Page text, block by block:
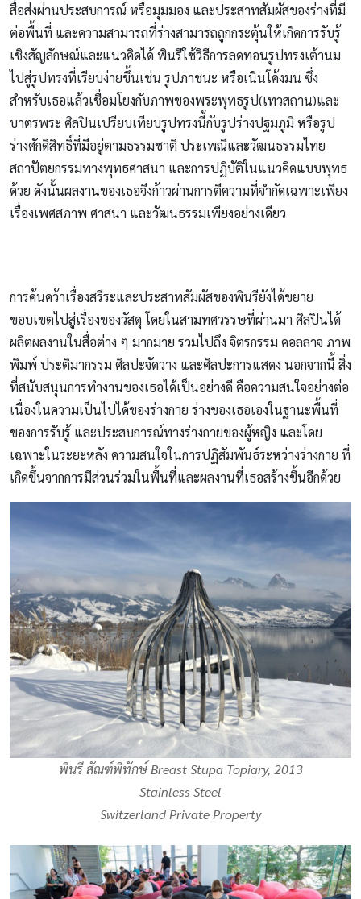
สื่อส่งผ่านประสบการณ์ หรือมุมมอง และประสาทสัมผัสของร่างที่มี
ต่อพื้นที่ และความสามารถที่ร่างสามารถถูกกระตุ้นให้เกิดการรับรู้
เชิงสัญลักษณ์และแนวคิดได้ พินรีใช้วิธีการลดทอนรูปทรงเต้านม
ไปสู่รูปทรงที่เรียบง่ายขึ้นเช่น รูปภาชนะ หรือเนินโค้งมน ซึ่ง
สำหรับเธอแล้วเชื่อมโยงกับภาพของพระพุทธรูป(เทวสถาน)และ
บาตรพระ ศิลปินเปรียบเทียบรูปทรงนี้กับรูปร่างปฐมภูมิ หรือรูป
ร่างศักดิสิทธิ์ที่มีอยู่ตามธรรมชาติ ประเพณีและวัฒนธรรมไทย
สถาปัตยกรรมทางพุทธศาสนา และการปฏิบัติในแนวคิดแบบพุทธ
ด้วย ดังนั้นผลงานของเธอจึงก้าวผ่านการตีความที่จำกัดเฉพาะเพียง
เรื่องเพศสภาพ ศาสนา และวัฒนธรรมเพียงอย่างเดียว
การค้นคว้าเรื่องสรีระและประสาทสัมผัสของพินรียังได้ขยาย
ขอบเขตไปสู่เรื่องของวัสดุ โดยในสามทศวรรษที่ผ่านมา ศิลปินได้
ผลิตผลงานในสื่อต่าง ๆ มากมาย รวมไปถึง จิตรกรรม คอลลาจ ภาพ
พิมพ์ ประติมากรรม ศิลปะจัดวาง และศิลปะการแสดง นอกจากนี้ สิ่ง
ที่สนับสนุนการทำงานของเธอได้เป็นอย่างดี คือความสนใจอย่างต่อ
เนื่องในความเป็นไปได้ของร่างกาย ร่างของเธอเองในฐานะพื้นที่
ของการรับรู้ และประสบการณ์ทางร่างกายของผู้หญิง และโดย
เฉพาะในระยะหลัง ความสนใจในการปฏิสัมพันธ์ระหว่างร่างกาย ที่
เกิดขึ้นจากการมีส่วนร่วมในพื้นที่และผลงานที่เธอสร้างขึ้นอีกด้วย
พินรี สัณฑ์พิทักษ์ Breast Stupa Topiary, 2013
Stainless Steel
Switzerland Private Property